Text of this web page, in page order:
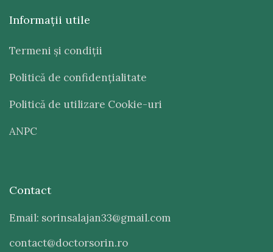
Informaţii utile
Termeni şi condiţii
Politică de confidenţialitate
Politică de utilizare Cookie-uri
ANPC
Contact
Email: sorinsalajan33@gmail.com
contact@doctorsorin.ro